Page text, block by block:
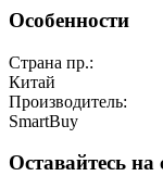
Особенности
Страна пр.:
Китай
Производитель:
SmartBuy
Оставайтесь на